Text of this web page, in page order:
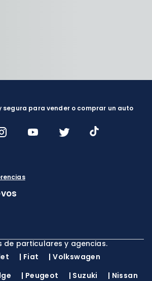
segura para vender o comprar un auto
de particulares y agencias.
| Fiat |Volkswagen
| Peugeot | Suzuki | Nissan